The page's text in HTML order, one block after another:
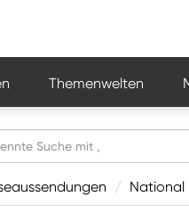
Themenwelten
/ National